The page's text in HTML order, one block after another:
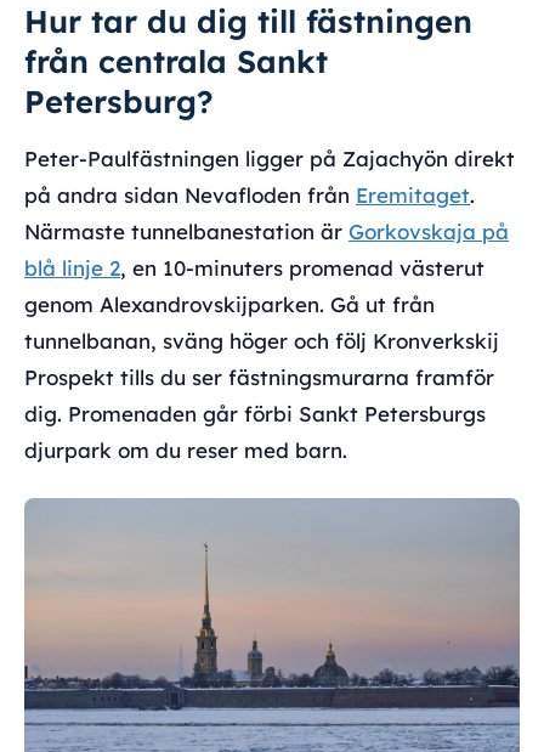
Hur tar du dig till fästningen
från centrala Sankt
Petersburg?
Peter-Paulfästningen ligger på Zajachyön direkt
på andra sidan Nevafloden från Eremitaget.
Närmaste tunnelbanestation är Gorkovskaja på
blå linje 2, en 10-minuters promenad västerut
genom Alexandrovskijparken. Gå ut från
tunnelbanan, sväng höger och följ Kronverkskij
Prospekt tills du ser fästningsmurarna framför
dig. Promenaden går förbi Sankt Petersburgs
djurpark om du reser med barn.